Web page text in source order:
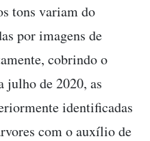
tons variam do
por imagens de
cobrindo o
julho de 2020, as
identificadas
com o auxílio de